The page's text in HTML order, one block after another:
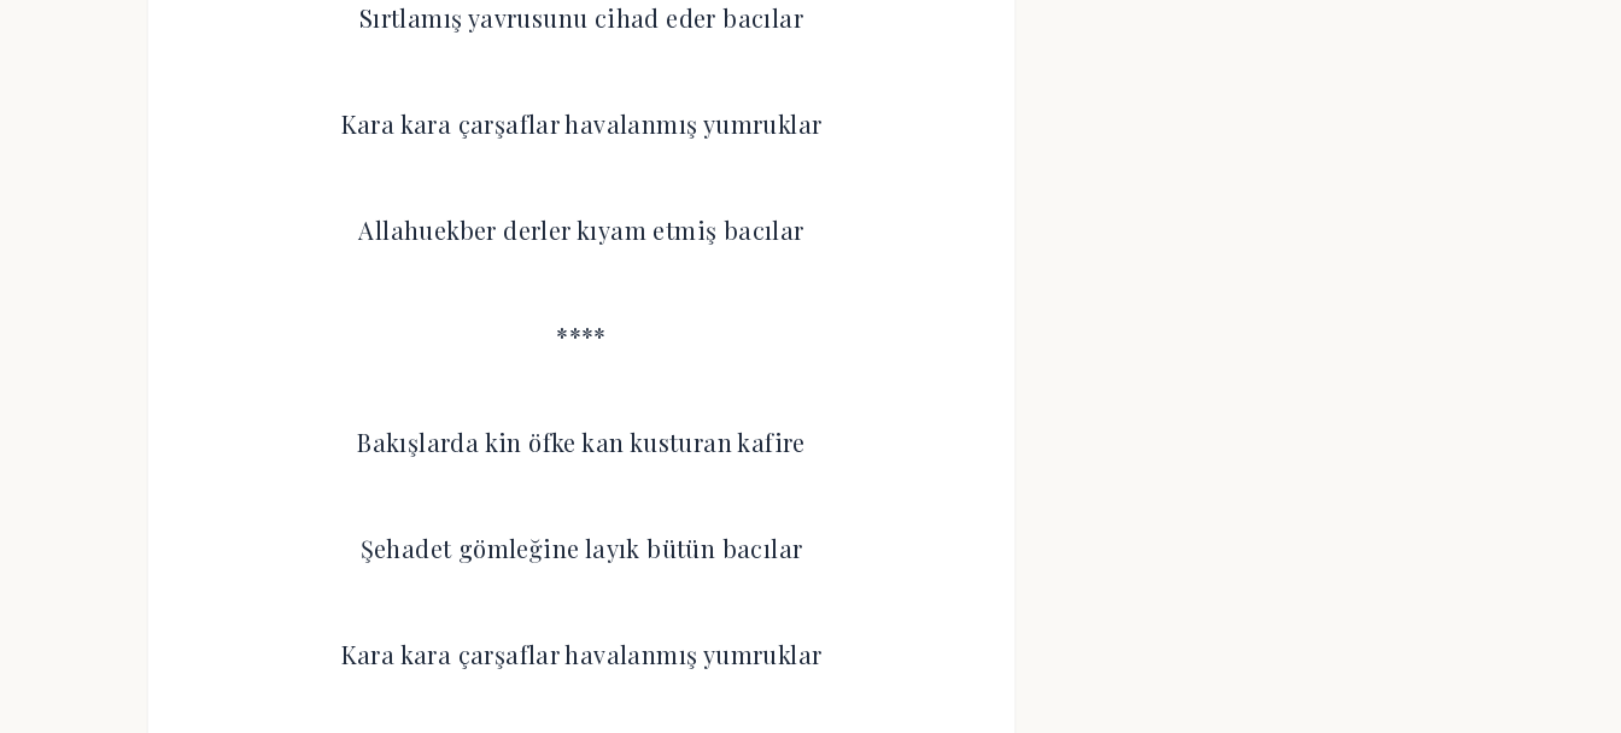
Sırtlamış yavrusunu cihad eder bacılar
Kara kara çarşaflar havalanmış yumruklar
Allahuekber derler kıyam etmiş bacılar
****
Bakışlarda kin öfke kan kusturan kafire
Şehadet gömleğine layık bütün bacılar
Kara kara çarşaflar havalanmış yumruklar